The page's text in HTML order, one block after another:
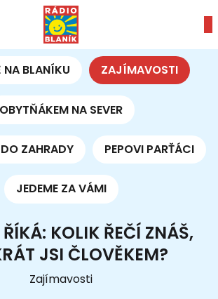
NA BLANÍKU ZAJÍMAVOSTI
OBYTŇÁKEM NA SEVER
ZAHRADY PEPOVI PARŤÁCI
JEDEME ZA VÁMI
ŘÍKÁ: KOLIK ŘEČÍ ZNÁŠ,
JSI ČLOVĚKEM?
Zajímavosti